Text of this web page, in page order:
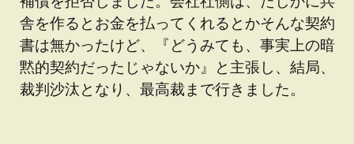
舎を作るとお金を払ってくれるとかそんな契約
書は無かったけど、『どうみても、事実上の暗
黙的契約だったじゃないか』と主張し、結局、
裁判沙汰となり、最高裁まで行きました。